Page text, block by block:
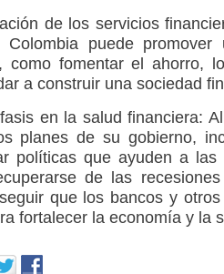
de los servicios
Colombia puede
como fomentar el ahorro,
a construir una sociedad
en la salud financiera:
planes de su gobierno,
políticas que ayuden a
de las
que los bancos y
fortalecer la economía y la